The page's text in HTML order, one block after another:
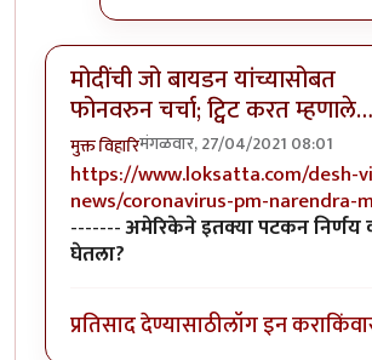
मोदींची जो बायडन यांच्यासोबत
फोनवरुन चर्चा; ट्विट करत म्हणाले…
मुक्त विहारिमंगळवार, 27/04/2021 08:01
https://www.loksatta.com/desh-
news/coronavirus-pm-narendra-
-------अमेरिकेने इतक्या पटकन
घेतला?
प्रतिसाद देण्यासाठीलॉग इन कराकिंवा